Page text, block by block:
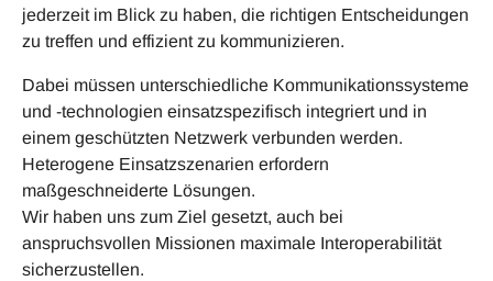
jederzeit im Blick zu haben, die richtigen Entscheidungen
zu treffen und effizient zu kommunizieren.
Dabei müssen unterschiedliche Kommunikationssysteme
und -technologien einsatzspezifisch integriert und in
einem geschützten Netzwerk verbunden werden.
Heterogene Einsatzszenarien erfordern
maßgeschneiderte Lösungen.
Wir haben uns zum Ziel gesetzt, auch bei
anspruchsvollen Missionen maximale Interoperabilität
sicherzustellen.